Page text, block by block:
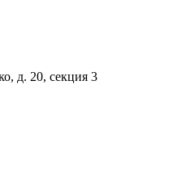
д. 20, секция 3